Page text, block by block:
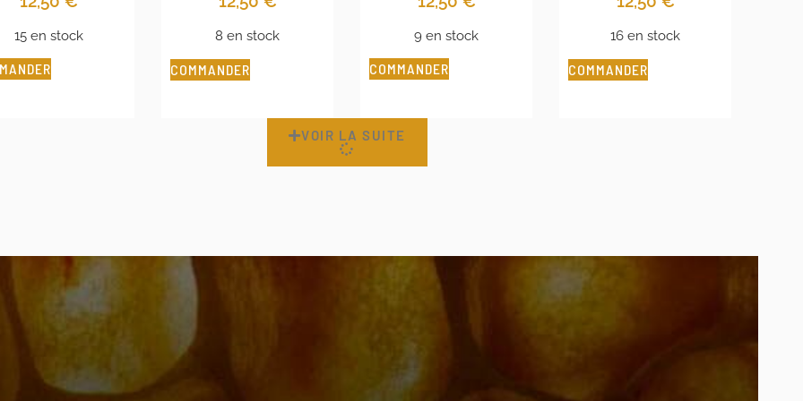
15 en stock 8 en stock
COMMANDER
9 en stock
COMMANDER
16 en stock
COMMANDER
VOIR LA SUITE